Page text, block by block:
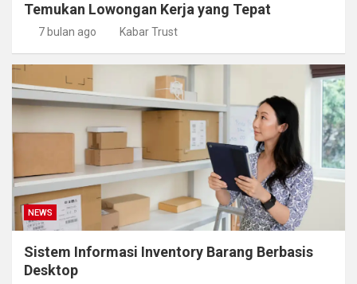
Temukan Lowongan Kerja yang Tepat
7 bulan ago Kabar Trust
NEWS
Sistem Informasi Inventory Barang Berbasis
Desktop